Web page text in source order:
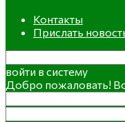
Контакты
Прислать
войти в систему
Добро пожаловать!